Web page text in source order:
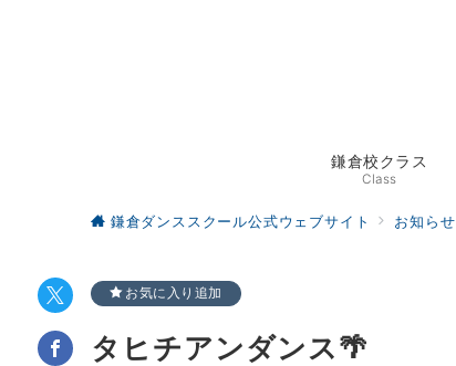
鎌倉校クラス
Class
鎌倉ダンススクール公式ウェブサイト お知らせ
お気に入り追加
タヒチアンダンス🌴